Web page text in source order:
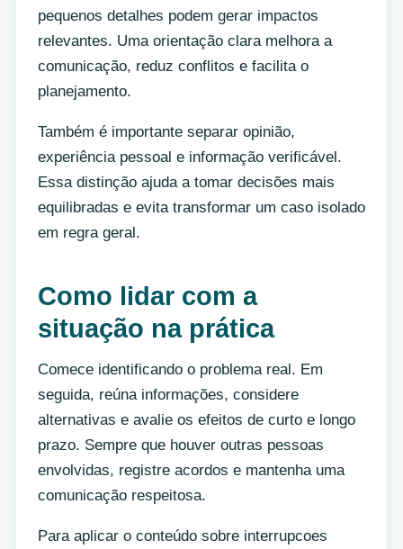
pequenos detalhes podem gerar impactos
relevantes. Uma orientação clara melhora a
comunicação, reduz conflitos e facilita o
planejamento.
Também é importante separar opinião,
experiência pessoal e informação verificável.
Essa distinção ajuda a tomar decisões mais
equilibradas e evita transformar um caso isolado
em regra geral.
Como lidar com a
situação na prática
Comece identificando o problema real. Em
seguida, reúna informações, considere
alternativas e avalie os efeitos de curto e longo
prazo. Sempre que houver outras pessoas
envolvidas, registre acordos e mantenha uma
comunicação respeitosa.
Para aplicar o conteúdo sobre interrupcoes